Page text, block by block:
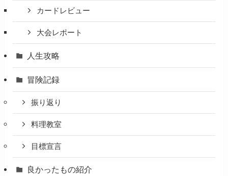
カードレビュー
大会レポート
人生攻略
冒険記録
振り返り
料理教室
目標宣言
良かったもの紹介